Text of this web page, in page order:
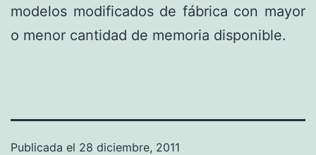
modelos modificados de fábrica con mayor
o menor cantidad de memoria disponible.
Publicada el 28 diciembre, 2011